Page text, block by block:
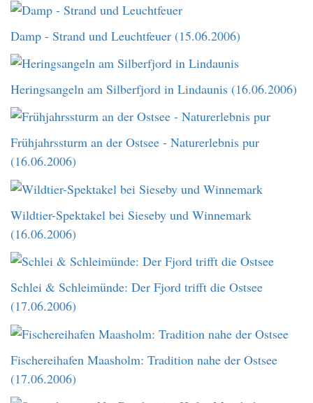
Damp - Strand und Leuchtfeuer (15.06.2006)
Heringsangeln am Silberfjord in Lindaunis (16.06.2006)
Frühjahrssturm an der Ostsee - Naturerlebnis pur
(16.06.2006)
Wildtier-Spektakel bei Sieseby und Winnemark
(16.06.2006)
Schlei & Schleimünde: Der Fjord trifft die Ostsee
(17.06.2006)
Fischereihafen Maasholm: Tradition nahe der Ostsee
(17.06.2006)